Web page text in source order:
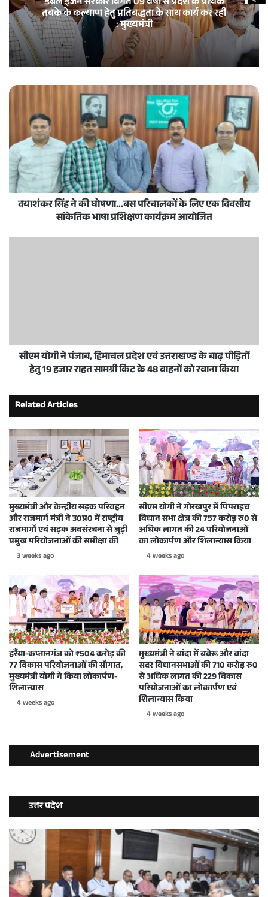
तबके के कल्याण हेतु प्रतिबद्धता के साथ कार्य कर रही
: मुख्यमंत्री
दयाशंकर सिंह ने की घोषणा...बस परिचालकों के लिए एक दिवसीय
सांकेतिक भाषा प्रशिक्षण कार्यक्रम आयोजित
सीएम योगी ने पंजाब, हिमाचल प्रदेश एवं उत्तराखण्ड के बाढ़ पीड़ितों
हेतु 19 हजार राहत सामग्री किट के 48 वाहनों को रवाना किया
Related Articles
मुख्यमंत्री और केन्द्रीय सड़क परिवहन
और राजमार्ग मंत्री ने उ0प्र0 में राष्ट्रीय
राजमार्गों एवं सड़क अवसंरचना से जुड़ी
प्रमुख परियोजनाओं की समीक्षा की
3 weeks ago
सीएम योगी ने गोरखपुर में पिपराइच
विधान सभा क्षेत्र की 757 करोड़ रु0 से
अधिक लागत की 24 परियोजनाओं
का लोकार्पण और शिलान्यास किया
4 weeks ago
हर्रैया-कप्तानगंज को ₹504 करोड़ की
77 विकास परियोजनाओं की सौगात,
मुख्यमंत्री योगी ने किया लोकार्पण-
शिलान्यास
4 weeks ago
मुख्यमंत्री ने बांदा में बबेरू और बांदा
सदर विधानसभाओं की 710 करोड़ रु0
से अधिक लागत की 229 विकास
परियोजनाओं का लोकार्पण एवं
शिलान्यास किया
4 weeks ago
Advertisement
उत्तर प्रदेश